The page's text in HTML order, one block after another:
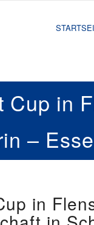
Cup in
–
in